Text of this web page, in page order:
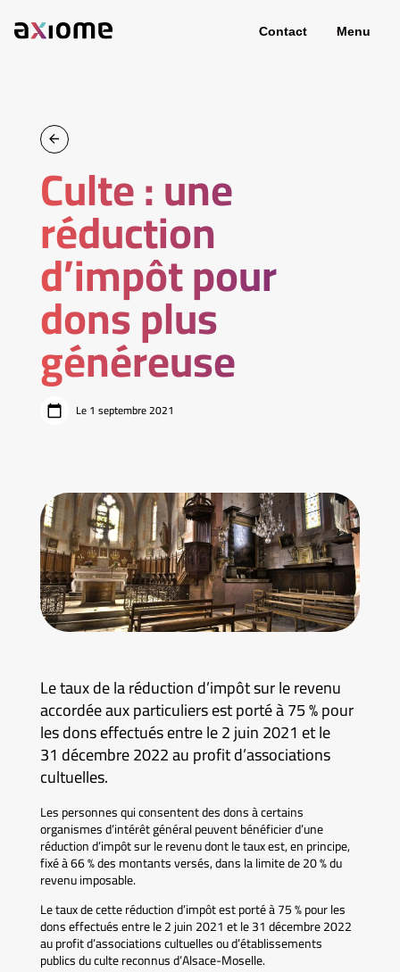
Contact Menu
Culte : une
réduction
d’impôt pour
dons plus
généreuse
Le 1 septembre 2021
Le taux de la réduction d’impôt sur le revenu
accordée aux particuliers est porté à 75 % pour
les dons effectués entre le 2 juin 2021 et le
31 décembre 2022 au profit d’associations
cultuelles.
Les personnes qui consentent des dons à certains
organismes d’intérêt général peuvent bénéficier d’une
réduction d’impôt sur le revenu dont le taux est, en principe,
fixé à 66 % des montants versés, dans la limite de 20 % du
revenu imposable.
Le taux de cette réduction d’impôt est porté à 75 % pour les
dons effectués entre le 2 juin 2021 et le 31 décembre 2022
au profit d’associations cultuelles ou d’établissements
publics du culte reconnus d’Alsace-Moselle.